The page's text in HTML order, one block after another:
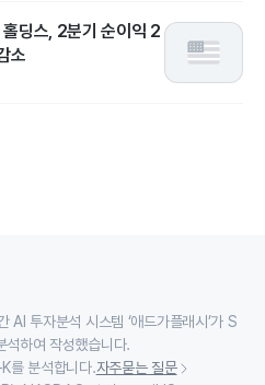
딩스, 2분기 순이익 2
소
AI 투자분석 시스템 ‘애드가플래시’가 S
석하여 작성했습니다.
를 분석합니다.자주묻는 질문